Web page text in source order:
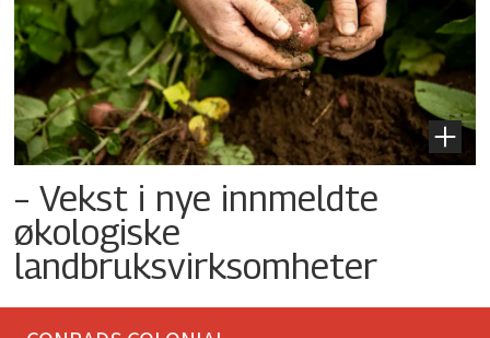
– Vekst i nye innmeldte
økologiske
landbruksvirksomheter